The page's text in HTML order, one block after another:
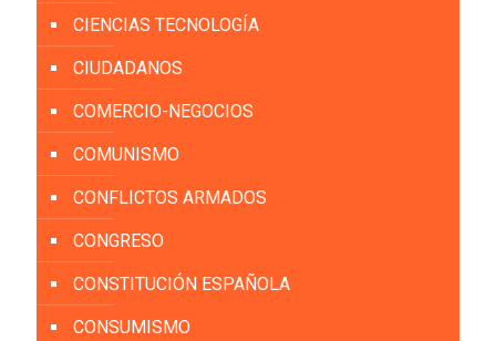
CIENCIAS TECNOLOGÍA
CIUDADANOS
COMERCIO-NEGOCIOS
COMUNISMO
CONFLICTOS ARMADOS
CONGRESO
CONSTITUCIÓN ESPAÑOLA
CONSUMISMO